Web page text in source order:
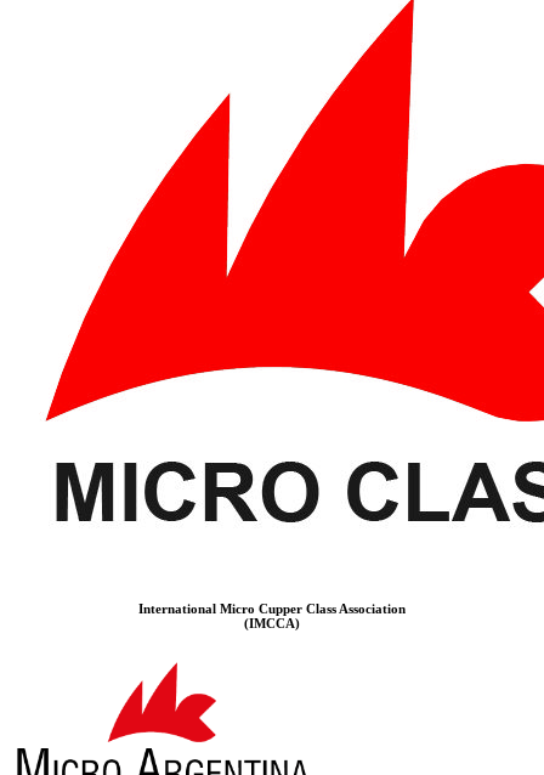
International Micro Cupper Class Association
(IMCCA)